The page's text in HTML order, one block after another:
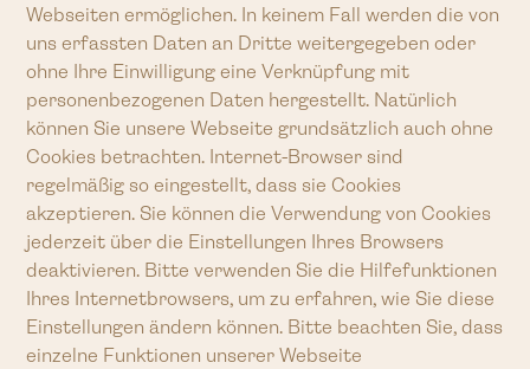
Webseiten ermöglichen. In keinem Fall werden die von
uns erfassten Daten an Dritte weitergegeben oder
ohne Ihre Einwilligung eine Verknüpfung mit
personenbezogenen Daten hergestellt. Natürlich
können Sie unsere Webseite grundsätzlich auch ohne
Cookies betrachten. Internet-Browser sind
regelmäßig so eingestellt, dass sie Cookies
akzeptieren. Sie können die Verwendung von Cookies
jederzeit über die Einstellungen Ihres Browsers
deaktivieren. Bitte verwenden Sie die Hilfefunktionen
Ihres Internetbrowsers, um zu erfahren, wie Sie diese
Einstellungen ändern können. Bitte beachten Sie, dass
einzelne Funktionen unserer Webseite